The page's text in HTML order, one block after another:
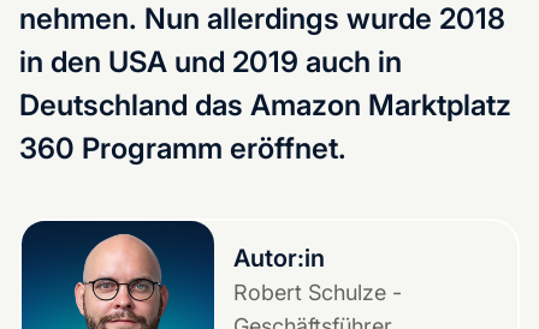
nehmen. Nun allerdings wurde 2018
in den USA und 2019 auch in
Deutschland das Amazon Marktplatz
360 Programm eröffnet.
Autor:in
Robert Schulze -